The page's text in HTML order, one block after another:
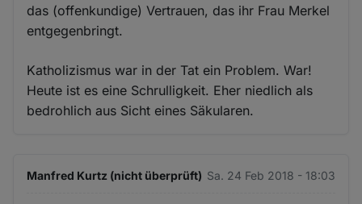
das (offenkundige) Vertrauen, das ihr Frau Merkel
entgegenbringt.
Katholizismus war in der Tat ein Problem. War!
Heute ist es eine Schrulligkeit. Eher niedlich als
bedrohlich aus Sicht eines Säkularen.
Manfred Kurtz (nicht überprüft) Sa. 24 Feb 2018 - 18:03